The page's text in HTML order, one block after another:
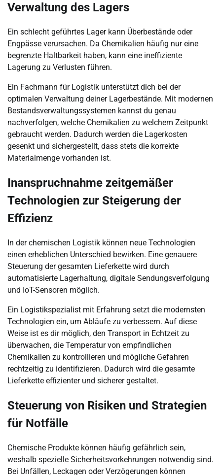
Verwaltung des Lagers
Ein schlecht geführtes Lager kann Überbestände oder
Engpässe verursachen. Da Chemikalien häufig nur eine
begrenzte Haltbarkeit haben, kann eine ineffiziente
Lagerung zu Verlusten führen.
Ein Fachmann für Logistik unterstützt dich bei der
optimalen Verwaltung deiner Lagerbestände. Mit modernen
Bestandsverwaltungssystemen kannst du genau
nachverfolgen, welche Chemikalien zu welchem Zeitpunkt
gebraucht werden. Dadurch werden die Lagerkosten
gesenkt und sichergestellt, dass stets die korrekte
Materialmenge vorhanden ist.
Inanspruchnahme zeitgemäßer
Technologien zur Steigerung der
Effizienz
In der chemischen Logistik können neue Technologien
einen erheblichen Unterschied bewirken. Eine genauere
Steuerung der gesamten Lieferkette wird durch
automatisierte Lagerhaltung, digitale Sendungsverfolgung
und IoT-Sensoren möglich.
Ein Logistikspezialist mit Erfahrung setzt die modernsten
Technologien ein, um Abläufe zu verbessern. Auf diese
Weise ist es dir möglich, den Transport in Echtzeit zu
überwachen, die Temperatur von empfindlichen
Chemikalien zu kontrollieren und mögliche Gefahren
rechtzeitig zu identifizieren. Dadurch wird die gesamte
Lieferkette effizienter und sicherer gestaltet.
Steuerung von Risiken und Strategien
für Notfälle
Chemische Produkte können häufig gefährlich sein,
weshalb spezielle Sicherheitsvorkehrungen notwendig sind.
Bei Unfällen, Leckagen oder Verzögerungen können